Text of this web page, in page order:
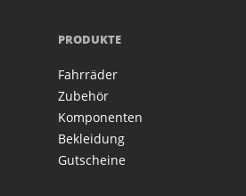
PRODUKTE
Fahrräder
Zubehör
Komponenten
Bekleidung
Gutscheine